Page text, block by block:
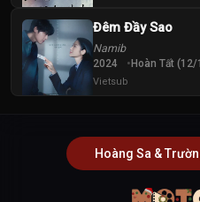
Đêm Đầy Sao
Namib
2024 Hoàn Tất (12/
Vietsub
Hoàng Sa &